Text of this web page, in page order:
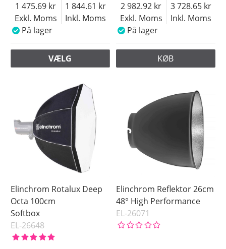
Exkl. Moms
1 475.69
Inkl. Moms
1 844.61
På lager
VÆLG
Exkl. Moms
2 982.92
Inkl. Moms
3 728.65
På lager
KØB
Elinchrom Rotalux Deep
Octa 100cm
Softbox
EL-26648
Elinchrom Reflektor 26cm
48° High Performance
EL-26071